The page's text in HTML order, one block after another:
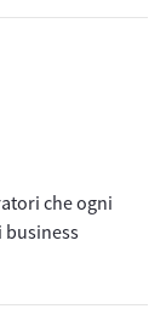
che ogni
business